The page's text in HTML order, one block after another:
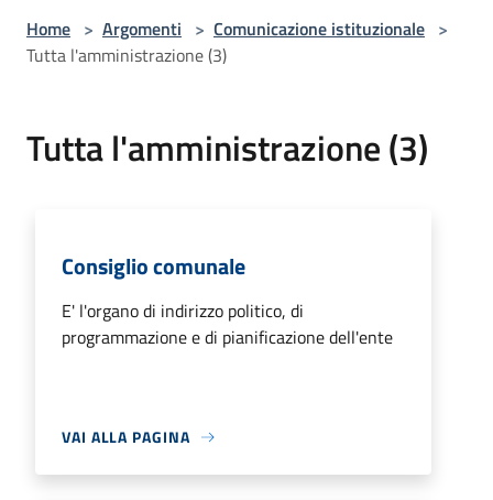
Home > Argomenti > Comunicazione istituzionale >
Tutta l'amministrazione (3)
Tutta l'amministrazione (3)
Consiglio comunale
E' l'organo di indirizzo politico, di
programmazione e di pianificazione dell'ente
VAI ALLA PAGINA